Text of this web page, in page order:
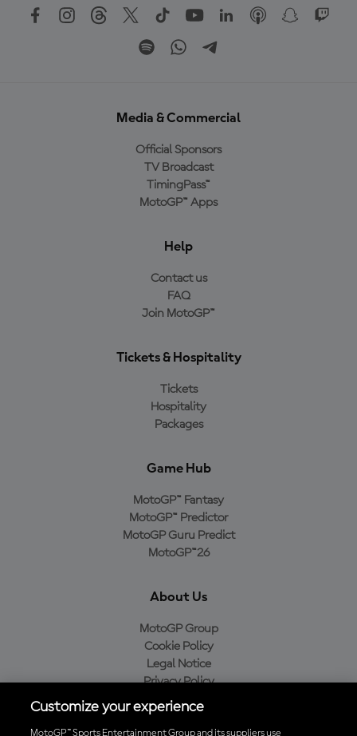
Media & Commercial
Official Sponsors
TV Broadcast
TimingPass™
MotoGP™ Apps
Help
Contact us
FAQ
Join MotoGP™
Tickets & Hospitality
Tickets
Hospitality
Packages
Game Hub
MotoGP™ Fantasy
MotoGP™ Predictor
MotoGP Guru Predict
MotoGP™26
About Us
MotoGP Group
Cookie Policy
Legal Notice
Privacy Policy
Purchase Policy
Customize your experience
MotoGP™ Sports Entertainment Group and its suppliers use